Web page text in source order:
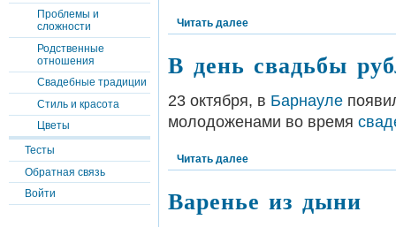
Проблемы и
сложности
Родственные
отношения
Свадебные традиции
Стиль и красота
Цветы
Тесты
Обратная связь
Войти
Читать далее
В день свадьбы
23 октября, в Барнауле
молодоженами во время
Читать далее
Варенье из дыни